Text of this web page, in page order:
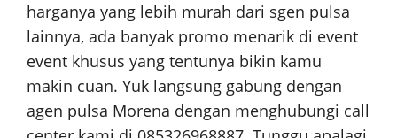
harganya yang lebih murah dari sgen pulsa
lainnya, ada banyak promo menarik di event
event khusus yang tentunya bikin kamu
makin cuan. Yuk langsung gabung dengan
agen pulsa Morena dengan menghubungi call